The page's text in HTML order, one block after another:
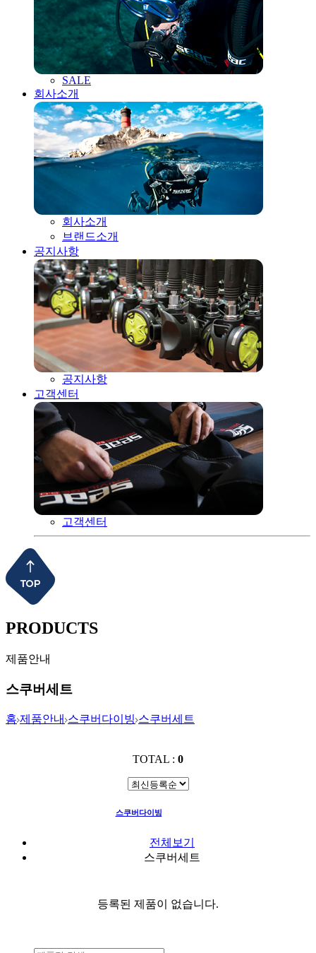
SALE
회사소개
회사소개
브랜드소개
공지사항
공지사항
고객센터
고객센터
PRODUCTS
제품안내
스쿠버세트
홈 제품안내 스쿠버다이빙 스쿠버세트
TOTAL : 0
스쿠버다이빙
전체보기
스쿠버세트
등록된 제품이 없습니다.